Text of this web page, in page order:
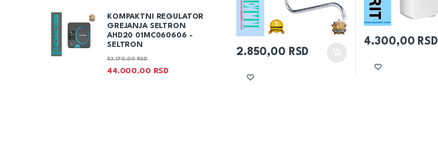
2.850,00 RSD
4.300,00 RSD
KOMPAKTNI REGULATOR
GREJANJA SELTRON
AHD20 01MC060606 -
SELTRON
44.000,00 RSD
53.170,00RSD